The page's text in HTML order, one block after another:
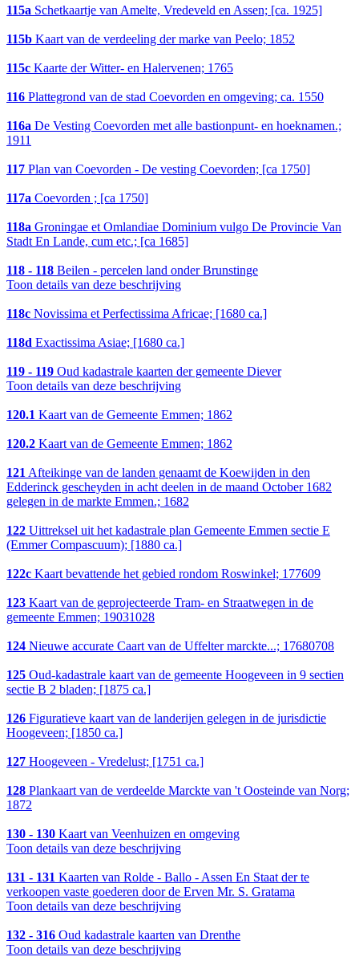
115a Schetkaartje van Amelte, Vredeveld en Assen; [ca. 1925]
115b Kaart van de verdeeling der marke van Peelo; 1852
115c Kaarte der Witter- en Halervenen; 1765
116 Plattegrond van de stad Coevorden en omgeving; ca. 1550
116a De Vesting Coevorden met alle bastionpunt- en hoeknamen.;
1911
117 Plan van Coevorden - De vesting Coevorden; [ca 1750]
117a Coevorden ; [ca 1750]
118a Groningae et Omlandiae Dominium vulgo De Provincie Van
Stadt En Lande, cum etc.; [ca 1685]
118 - 118 Beilen - percelen land onder Brunstinge
Toon details van deze beschrijving
118c Novissima et Perfectissima Africae; [1680 ca.]
118d Exactissima Asiae; [1680 ca.]
119 - 119 Oud kadastrale kaarten der gemeente Diever
Toon details van deze beschrijving
120.1 Kaart van de Gemeente Emmen; 1862
120.2 Kaart van de Gemeente Emmen; 1862
121Afteikinge van de landen genaamt de Koewijden in den
Edderinck gescheyden in acht deelen in de maand October 1682
gelegen in de markte Emmen.; 1682
122 Uittreksel uit het kadastrale plan Gemeente Emmen sectie E
(Emmer Compascuum); [1880 ca.]
122c Kaart bevattende het gebied rondom Roswinkel; 177609
123 Kaart van de geprojecteerde Tram- en Straatwegen in de
gemeente Emmen; 19031028
124 Nieuwe accurate Caart van de Uffelter marckte...; 17680708
125 Oud-kadastrale kaart van de gemeente Hoogeveen in 9 sectien
sectie B 2 bladen; [1875 ca.]
126 Figuratieve kaart van de landerijen gelegen in de jurisdictie
Hoogeveen; [1850 ca.]
127 Hoogeveen - Vredelust; [1751 ca.]
128 Plankaart van de verdeelde Marckte van 't Oosteinde van Norg;
1872
130 - 130 Kaart van Veenhuizen en omgeving
Toon details van deze beschrijving
131 - 131 Kaarten van Rolde - Ballo - Assen En Staat der te
verkoopen vaste goederen door de Erven Mr. S. Gratama
Toon details van deze beschrijving
132 - 316 Oud kadastrale kaarten van Drenthe
Toon details van deze beschrijving